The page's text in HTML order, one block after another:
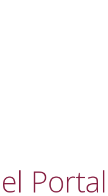
Portal